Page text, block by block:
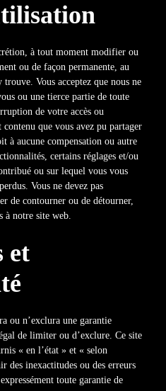
à tout moment modifier ou
ou de façon permanente, au
Vous acceptez que nous ne
ou une tierce partie de toute
de votre accès ou
que vous avez pu partager
à aucune compensation ou autre
certains réglages et/ou
ou sur lequel vous vous
Vous ne devez pas
de contourner ou de détourner,
à notre site web.
et
ou n’exclura une garantie
de limiter ou d’exclure. Ce site
« en l’état » et « selon
des inexactitudes ou des erreurs
toute garantie de